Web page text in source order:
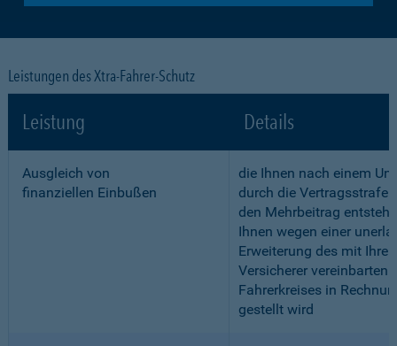
Leistungen des Xtra-Fahrer-Schutz
Leistung Details
Ausgleich von
finanziellen Einbußen
die Ihnen nach einem
durch die Vertragsstrafe
den Mehrbeitrag
Ihnen wegen einer
Erweiterung des mit
Versicherer vereinbarten
Fahrerkreises in
gestellt wird